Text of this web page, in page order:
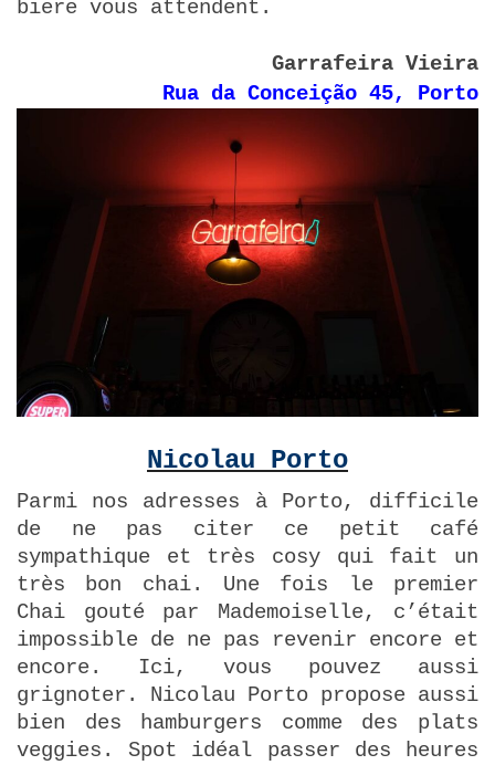
biere vous attendent.
Garrafeira Vieira
Rua da Conceição 45, Porto
Nicolau Porto
Parmi nos adresses à Porto, difficile
de ne pas citer ce petit café
sympathique et très cosy qui fait un
très bon chai. Une fois le premier
Chai gouté par Mademoiselle, c’était
impossible de ne pas revenir encore et
encore. Ici, vous pouvez aussi
grignoter. Nicolau Porto propose aussi
bien des hamburgers comme des plats
veggies. Spot idéal passer des heures